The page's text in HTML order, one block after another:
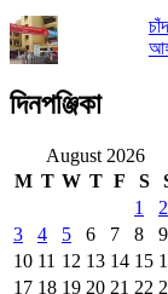
দিনপঞ্জিকা
August 2026
M T W T F S
1
2
3
4 5 6 7 8
9
10 11 12 13 14 15
17 18 19 20 21 22